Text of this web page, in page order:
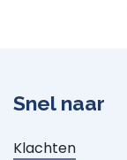
Snel naar
Klachten